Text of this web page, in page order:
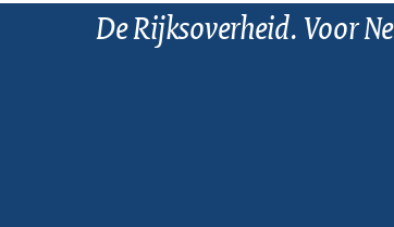
De Rijksoverheid. Voor